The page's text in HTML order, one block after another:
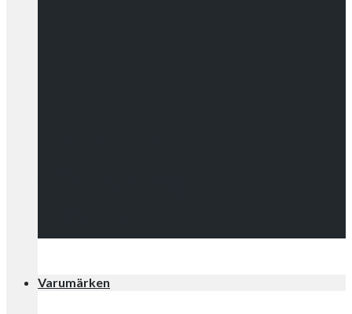
Varumärken